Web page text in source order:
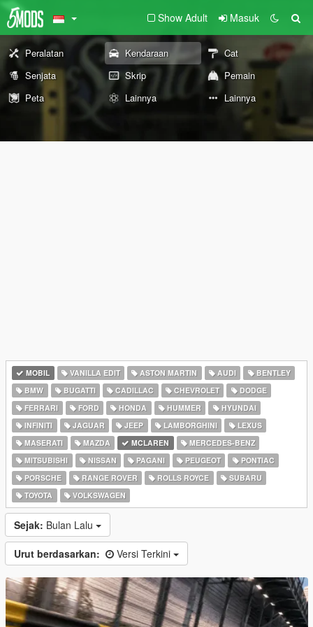
Show Adult Masuk
Peralatan Kendaraan
Cat
Senjata
Skrip
Pemain
Peta
Lainnya Lainnya
MOBIL VANILLA EDIT ASTON MARTIN AUDI
BENTLEY
BMW
BUGATTI CADILLAC CHEVROLET
DODGE
FERRARI
FORD HONDA HUMMER
HYUNDAI
INFINITI
JAGUAR JEEP LAMBORGHINI
LEXUS
MASERATI
MAZDA MCLAREN
MERCEDES-BENZ
MITSUBISHI
NISSAN PAGANI PEUGEOT
PONTIAC
PORSCHE
RANGE ROVER ROLLS ROYCE
SUBARU
TOYOTA
VOLKSWAGEN
Sejak: Bulan Lalu
Urut berdasarkan: Versi Terkini